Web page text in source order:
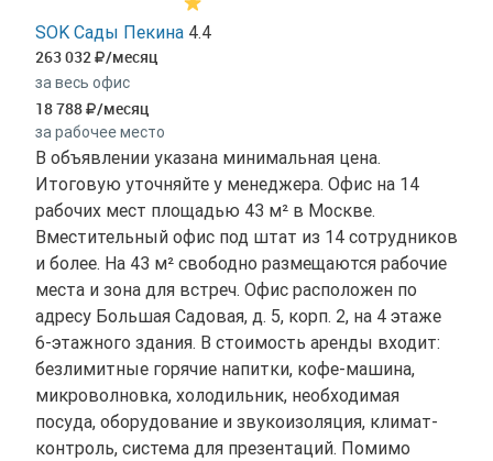
SOK Сады Пекина 4.4
263 032 /месяц
за весь офис
18 788 /месяц
за рабочее место
В объявлении указана минимальная цена.
Итоговую уточняйте у менеджера. Офис на 14
рабочих мест площадью 43 м² в Москве.
Вместительный офис под штат из 14 сотрудников
и более. На 43 м² свободно размещаются рабочие
места и зона для встреч. Офис расположен по
адресу Большая Садовая, д. 5, корп. 2, на 4 этаже
6-этажного здания. В стоимость аренды входит:
безлимитные горячие напитки, кофе-машина,
микроволновка, холодильник, необходимая
посуда, оборудование и звукоизоляция, климат-
контроль, система для презентаций. Помимо